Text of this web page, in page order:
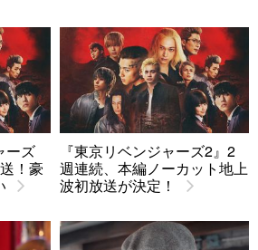
ーズ
！豪
『東京リベンジャーズ2』2
週連続、本編ノーカット地上
波初放送が決定！